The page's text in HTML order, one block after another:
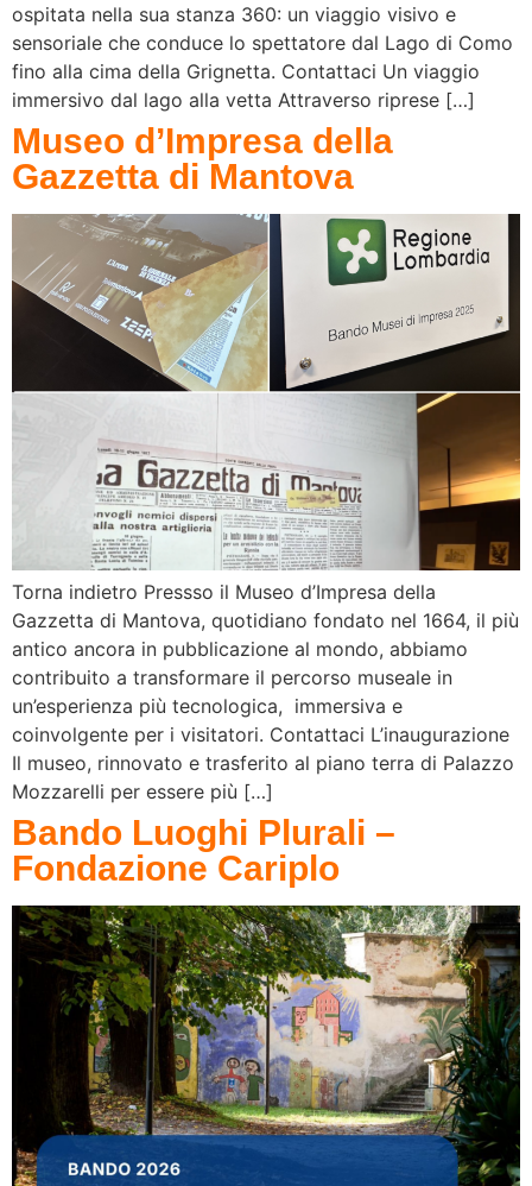
ospitata nella sua stanza 360: un viaggio visivo e
sensoriale che conduce lo spettatore dal Lago di Como
fino alla cima della Grignetta. Contattaci Un viaggio
immersivo dal lago alla vetta Attraverso riprese […]
Museo d’Impresa della
Gazzetta di Mantova
Torna indietro Pressso il Museo d’Impresa della
Gazzetta di Mantova, quotidiano fondato nel 1664, il più
antico ancora in pubblicazione al mondo, abbiamo
contribuito a transformare il percorso museale in
un’esperienza più tecnologica, immersiva e
coinvolgente per i visitatori. Contattaci L’inaugurazione
Il museo, rinnovato e trasferito al piano terra di Palazzo
Mozzarelli per essere più […]
Bando Luoghi Plurali –
Fondazione Cariplo